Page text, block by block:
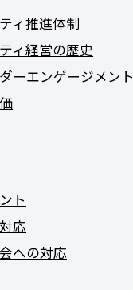
ィ推進体制
ィ経営の歴史
ーエンゲージメント
ト
応
への対応